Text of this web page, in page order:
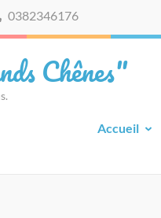
0382346176
Chênes"
Accueil